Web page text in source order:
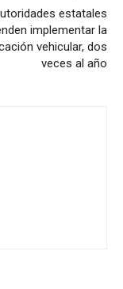
estatales
implementar la
vehicular, dos
veces al año